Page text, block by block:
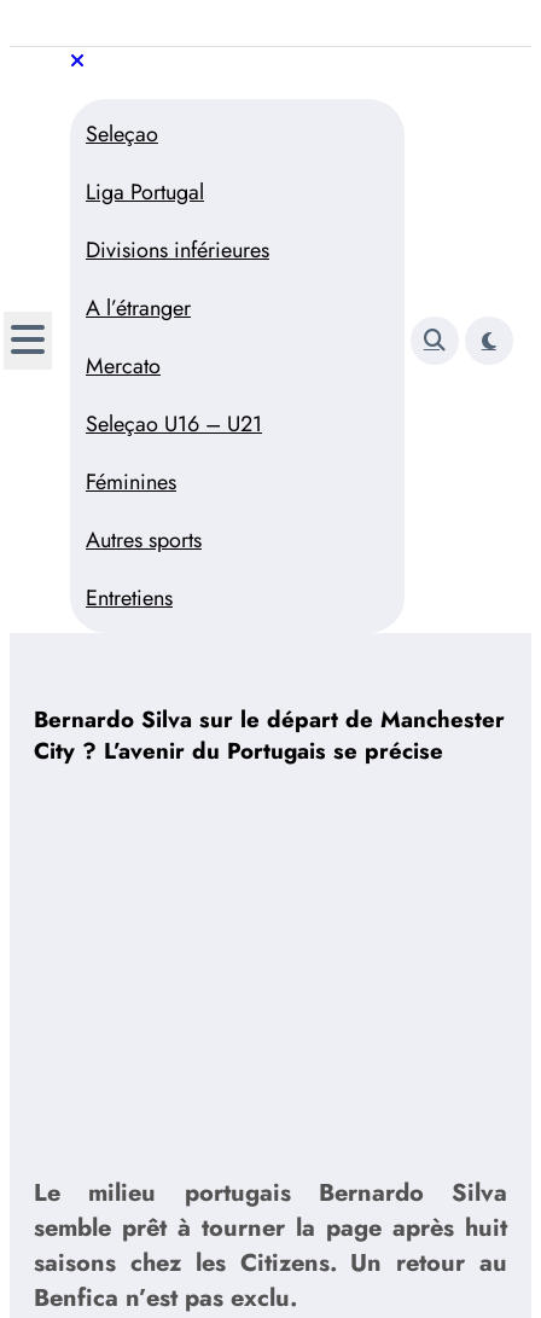
au
Trivela
L'actualité du football portugais
Seleçao
Liga Portugal
Divisions inférieures
A l’étranger
Mercato
Seleçao U16 – U21
Féminines
Autres sports
Entretiens
Bernardo Silva sur le départ de Manchester
City ? L’avenir du Portugais se précise
Le milieu portugais Bernardo Silva
semble prêt à tourner la page après huit
saisons chez les Citizens. Un retour au
Benfica n’est pas exclu.